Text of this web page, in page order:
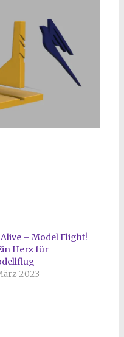
Alive – Model Flight!
Herz für
2023